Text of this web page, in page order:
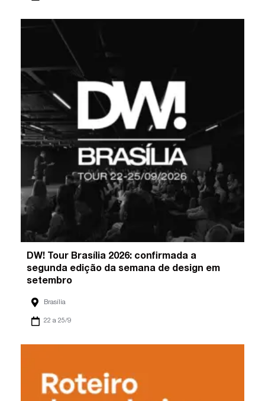
DW! Tour Brasília 2026: confirmada a
segunda edição da semana de design em
setembro
Brasília
22 a 25/9